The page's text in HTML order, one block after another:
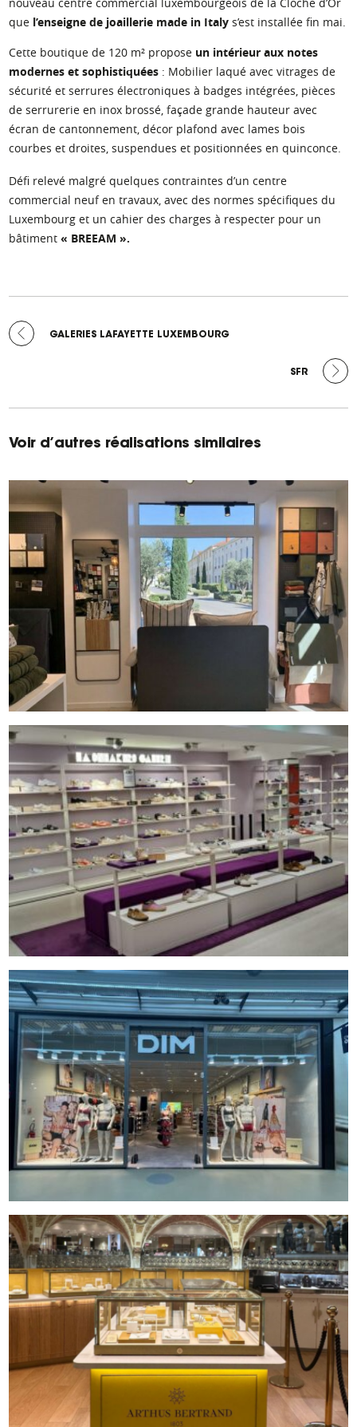
que l’enseigne de joaillerie made in Italys’est installée fin mai.
Cette boutique de 120 m² propose un intérieur aux notes
modernes et sophistiquées: Mobilier laqué avec vitrages de
sécurité et serrures électroniques à badges intégrées, pièces
de serrurerie en inox brossé, façade grande hauteur avec
écran de cantonnement, décor plafond avec lames bois
courbes et droites, suspendues et positionnées en quinconce.
Défi relevé malgré quelques contraintes d’un centre
commercial neuf en travaux, avec des normes spécifiques du
Luxembourg et un cahier des charges à respecter pour un
bâtiment « BREEAM ».
PRÉCÉDENT :
GALERIES LAFAYETTE LUXEMBOURG
-
ARTICLE
SUIVANT :
SFR
Voir d’autres réalisations similaires